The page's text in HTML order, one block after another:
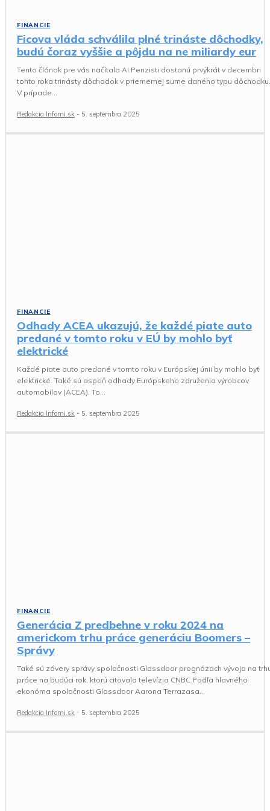
FINANCIE
Ficova vláda schválila plné trináste dôchodky,
budú čoraz vyššie a pôjdu na ne miliardy eur
Tento článok pre vás načítala AI.Penzisti dostanú prvýkrát v decembri
tohto roka trinásty dôchodok v priemernej sume daného typu dôchodku.
V prípade...
Redakcia Infomi.sk - 5. septembra 2025
FINANCIE
Odhady ACEA ukazujú, že každé piate auto
predané v tomto roku v EÚ by mohlo byť
elektrické
Každé piate auto predané v tomto roku v Európskej únii by mohlo byť
elektrické. Také sú aspoň odhady Európskeho združenia výrobcov
automobilov (ACEA). To...
Redakcia Infomi.sk - 5. septembra 2025
FINANCIE
Generácia Z predbehne v roku 2024 na
americkom trhu práce generáciu Boomers –
Správy
Také sú závery správy spoločnosti Glassdoor prognózach vývoja na
práce na budúci rok, ktorú citovala televízia CNBC.Podľa hlavného
ekonóma spoločnosti Glassdoor Aarona Terrazasa...
Redakcia Infomi.sk - 5. septembra 2025